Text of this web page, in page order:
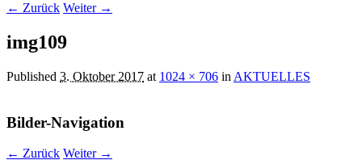
← Zurück Weiter →
img109
Published 3. Oktober 2017 at 1024 × 706 in AKTUELLES
Bilder-Navigation
← Zurück Weiter →